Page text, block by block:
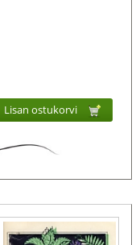
Lisan ostukorvi